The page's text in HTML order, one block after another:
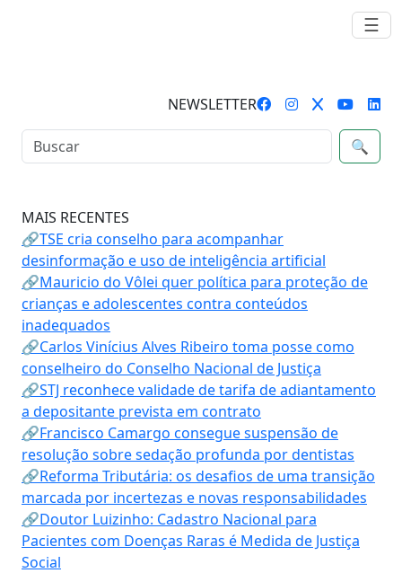
☰
NEWSLETTER
🔍
MAIS RECENTES
🔗TSE cria conselho para acompanhar
desinformação e uso de inteligência artificial
🔗Mauricio do Vôlei quer política para proteção de
crianças e adolescentes contra conteúdos
inadequados
🔗Carlos Vinícius Alves Ribeiro toma posse como
conselheiro do Conselho Nacional de Justiça
🔗STJ reconhece validade de tarifa de adiantamento
a depositante prevista em contrato
🔗Francisco Camargo consegue suspensão de
resolução sobre sedação profunda por dentistas
🔗Reforma Tributária: os desafios de uma transição
marcada por incertezas e novas responsabilidades
🔗Doutor Luizinho: Cadastro Nacional para
Pacientes com Doenças Raras é Medida de Justiça
Social